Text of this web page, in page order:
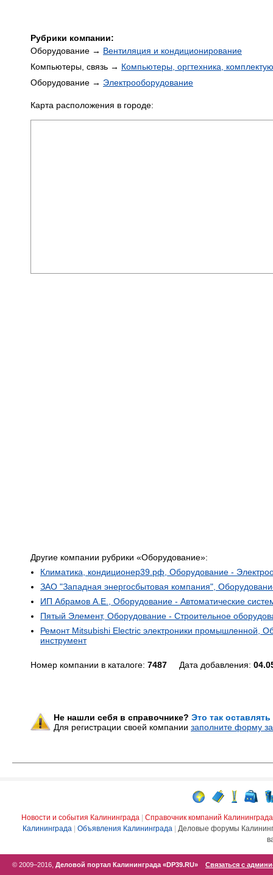
Рубрики компании:
Оборудование → Вентиляция и кондиционирование
Компьютеры, связь → Компьютеры, оргтехника,
Оборудование → Электрооборудование
Карта расположения в городе:
Другие компании рубрики «Оборудование»:
Климатика, кондиционер39.рф, Оборудование -
ЗАО "Западная энергосбытовая компания",
ИП Абрамов А.Е., Оборудование - Автоматические
Пятый Элемент, Оборудование - Строительное
Ремонт Mitsubishi Electric электроники промышленной,
инструмент
Номер компании в каталоге: 7487 Дата добавления:
Не нашли себя в справочнике? Это так
Для регистрации своей компании заполните форму
Новости и события Калининграда
Справочник компаний Калининграда
Калининграда
Объявления Калининграда
Деловые форумы
© 2009–2016, Деловой портал Калининграда «DP39.RU» Связаться с